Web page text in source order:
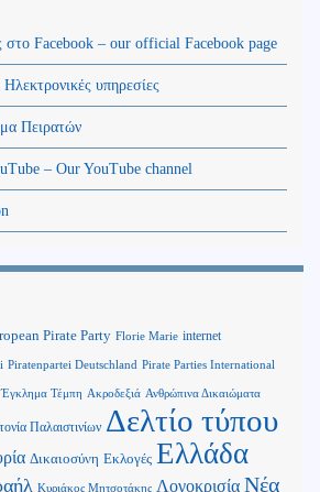
στο Facebook – our official Facebook page
υπηρεσίες
Πειρατών
– Our YouTube channel
Pirate Party Florie Marie internet
Piratenpartei Deutschland Pirate Parties International
Έγκλημα Τέμπη Ακροδεξιά Ανθρώπινα Δικαιώματα
Παλαιστινίων Δελτίο τύπου
Δικαιοσύνη Εκλογές Ελλάδα
Κυριάκος Μητσοτάκης Λογοκρισία Νέα